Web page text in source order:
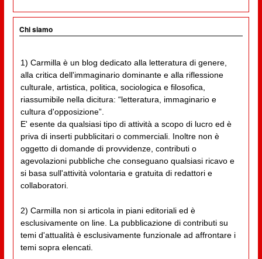
Chi siamo
1) Carmilla è un blog dedicato alla letteratura di genere,
alla critica dell'immaginario dominante e alla riflessione
culturale, artistica, politica, sociologica e filosofica,
riassumibile nella dicitura: “letteratura, immaginario e
cultura d'opposizione”.
E' esente da qualsiasi tipo di attività a scopo di lucro ed è
priva di inserti pubblicitari o commerciali. Inoltre non è
oggetto di domande di provvidenze, contributi o
agevolazioni pubbliche che conseguano qualsiasi ricavo e
si basa sull'attività volontaria e gratuita di redattori e
collaboratori.
2) Carmilla non si articola in piani editoriali ed è
esclusivamente on line. La pubblicazione di contributi su
temi d'attualità è esclusivamente funzionale ad affrontare i
temi sopra elencati.